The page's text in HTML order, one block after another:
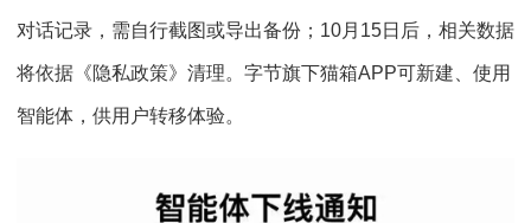
对话记录，需自行截图或导出备份；10月15日后，相关数据
将依据《隐私政策》清理。字节旗下猫箱APP可新建、使用
智能体，供用户转移体验。